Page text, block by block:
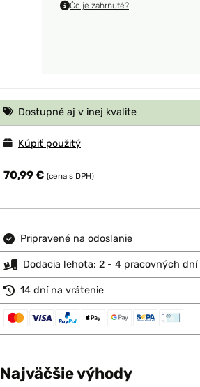
Čo je zahrnuté?
Dostupné aj v inej kvalite
Kúpiť použitý
70,99 € (cena s DPH)
Pripravené na odoslanie
Dodacia lehota: 2 - 4 pracovných dní
14 dní na vrátenie
Najväčšie výhody